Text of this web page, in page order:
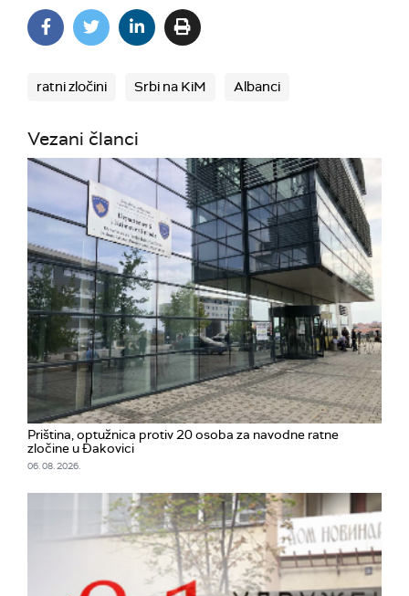
ratni zločini Srbi na KiM Albanci
Vezani članci
Priština, optužnica protiv 20 osoba za navodne ratne
zločine u Đakovici
06. 08. 2026.